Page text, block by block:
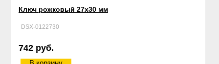
Ключ рожковый 27х30 мм
DSX-0122730
742 руб.